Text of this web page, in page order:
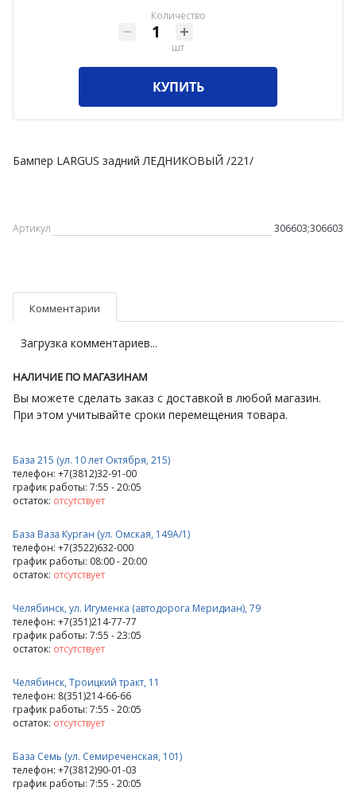
Количество
шт
КУПИТЬ
Бампер LARGUS задний ЛЕДНИКОВЫЙ /221/
Артикул 306603;306603
Комментарии
Загрузка комментариев...
НАЛИЧИЕ ПО МАГАЗИНАМ
Вы можете сделать заказ с доставкой в любой магазин.
При этом учитывайте сроки перемещения товара.
База 215 (ул. 10 лет Октября, 215)
телефон: +7(3812)32-91-00
график работы: 7:55 - 20:05
остаток: отсутствует
База Ваза Курган (ул. Омская, 149А/1)
телефон: +7(3522)632-000
график работы: 08:00 - 20:00
остаток: отсутствует
Челябинск, ул. Игуменка (автодорога Меридиан), 79
телефон: +7(351)214-77-77
график работы: 7:55 - 23:05
остаток: отсутствует
Челябинск, Троицкий тракт, 11
телефон: 8(351)214-66-66
график работы: 7:55 - 20:05
остаток: отсутствует
База Семь (ул. Семиреченская, 101)
телефон: +7(3812)90-01-03
график работы: 7:55 - 20:05